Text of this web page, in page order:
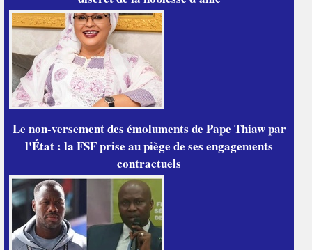
Le non-versement des émoluments de Pape Thiaw par
l'État : la FSF prise au piège de ses engagements
contractuels